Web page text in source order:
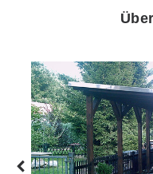
Zurück